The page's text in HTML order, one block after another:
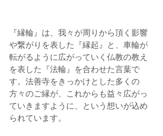
『縁輪』は、我々が周りから頂く影響
や繋がりを表した『縁起』と、車輪が
転がるように広がっていく仏教の教え
を表した『法輪』を合わせた言葉で
す。法善寺をきっかけとした多くの
方々のご縁が、これからも益々広がっ
ていきますように、という想いが込め
られています。